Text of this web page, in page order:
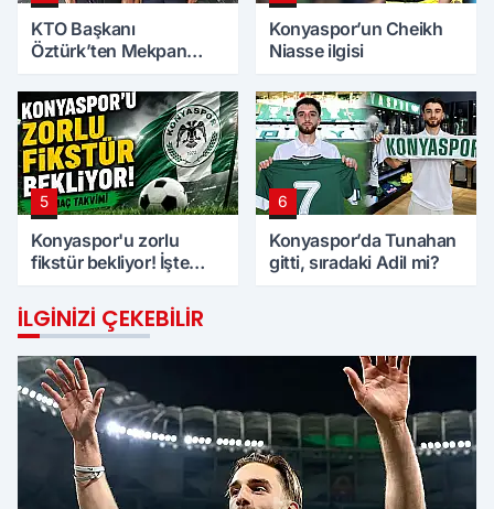
KTO Başkanı
Öztürk’ten Mekpan
Konyaspor’un Cheikh
Niasse ilgisi
5
Konyaspor'u zorlu
fikstür bekliyor! İşte
6
Konyaspor’da Tunahan
gitti, sıradaki Adil mi?
İLGINIZI ÇEKEBILIR